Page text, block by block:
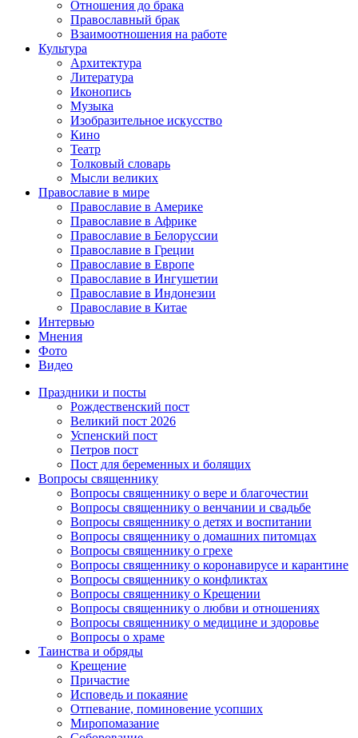
Отношения до брака
Православный брак
Взаимоотношения на работе
Культура
Архитектура
Литература
Иконопись
Музыка
Изобразительное искусство
Кино
Театр
Толковый словарь
Мысли великих
Православие в мире
Православие в Америке
Православие в Африке
Православие в Белоруссии
Православие в Греции
Православие в Европе
Православие в Ингушетии
Православие в Индонезии
Православие в Китае
Интервью
Мнения
Фото
Видео
Праздники и посты
Рождественский пост
Великий пост 2026
Успенский пост
Петров пост
Пост для беременных и болящих
Вопросы священнику
Вопросы священнику о вере и благочестии
Вопросы священнику о венчании и свадьбе
Вопросы священнику о детях и воспитании
Вопросы священнику о домашних питомцах
Вопросы священнику о грехе
Вопросы священнику о коронавирусе и карантине
Вопросы священнику о конфликтах
Вопросы священнику о Крещении
Вопросы священнику о любви и отношениях
Вопросы священнику о медицине и здоровье
Вопросы о храме
Таинства и обряды
Крещение
Причастие
Исповедь и покаяние
Отпевание, поминовение усопших
Миропомазание